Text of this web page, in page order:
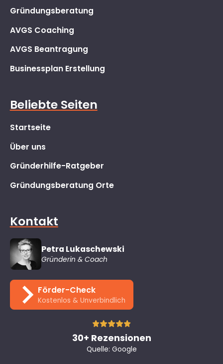
Gründungsberatung
AVGS Coaching
AVGS Beantragung
Businessplan Erstellung
Beliebte Seiten
Startseite
Über uns
Gründerhilfe-Ratgeber
Gründungsberatung Orte
Kontakt
Petra Lukaschewski
Gründerin & Coach
Förder-Check
Kostenlos & Unverbindlich
30+ Rezensionen
Quelle: Google